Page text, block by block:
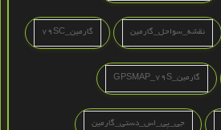
نقشه_سواحل_گارمین گارمین_79SC
گارمین_GPSMAP_79S
جی_پی_اس_دستی_گارمین